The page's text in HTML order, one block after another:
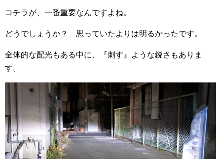
コチラが、一番重要なんですよね。
どうでしょうか？ 思っていたよりは明るかったです。
全体的な配光もある中に、『刺す』ような鋭さもありま
す。